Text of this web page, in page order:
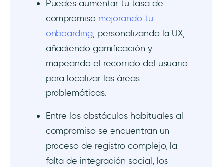
Puedes aumentar tu tasa de
compromiso mejorando tu
onboarding, personalizando la UX,
añadiendo gamificación y
mapeando el recorrido del usuario
para localizar las áreas
problemáticas.
Entre los obstáculos habituales al
compromiso se encuentran un
proceso de registro complejo, la
falta de integración social, los